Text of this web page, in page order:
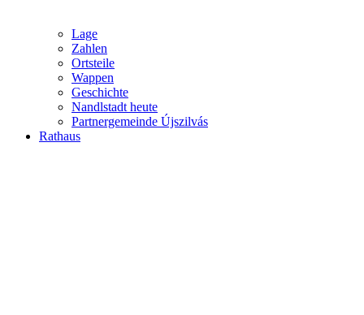
Lage
Zahlen
Ortsteile
Wappen
Geschichte
Nandlstadt heute
Partnergemeinde Újszilvás
Rathaus